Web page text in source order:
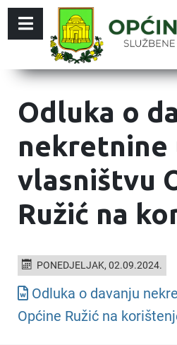
Odluka o
nekretnine
vlasništvu
Ružić na
PONEDJELJAK, 02.09.2024.
Odluka o davanju
Općine Ružić na